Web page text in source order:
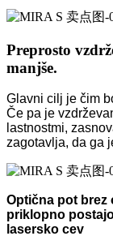
Preprosto
manjše.
Glavni cilj je čim
Če pa je
lastnostmi,
zagotavlja, da ga
Optična pot brez
priklopno
lasersko cev